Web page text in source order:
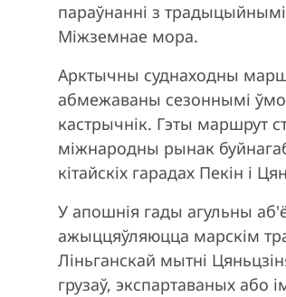
параўнанні з традыцыйнымі
Міжземнае мора.
Арктычны суднаходны
абмежаваны сезоннымі
кастрычнік. Гэты маршрут
міжнародны рынак
кітайскіх гарадах Пекін і
У апошнія гады агульны
ажыццяўляюцца марскім
Ліньганскай мытні
грузаў, экспартаваных